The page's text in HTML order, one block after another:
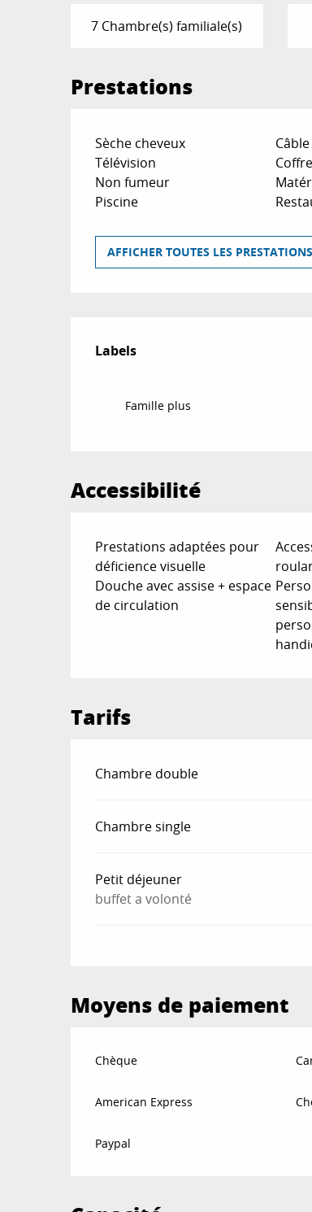
7 Chambre(s) familiale(s)
Prestations
Sèche cheveux
Télévision
Non fumeur
Piscine
AFFICHER TOUTES LES PRESTATIONS
Offres de
Labels
Labels
Famille plus
Accessibilité
Prestations adaptées pour
déficience visuelle
Douche avec assise + espace
de circulation
Tarifs
Tarifs 2026
Chambre double
Chambre single
Petit déjeuner
buffet a volonté
Moyens de paiement
Chèque
American Express
Paypal